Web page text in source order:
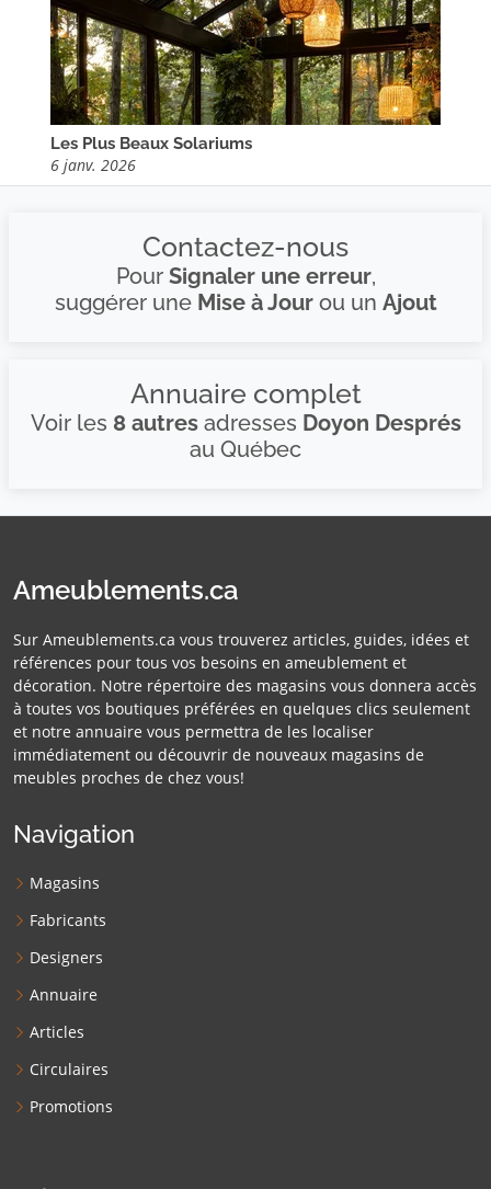
Les Plus Beaux Solariums
6 janv. 2026
Contactez-nous
Pour Signaler une erreur,
suggérer une Mise à Jourou un Ajout
Annuaire complet
Voir les 8 autresadresses Doyon Després
au Québec
Ameublements.ca
Sur Ameublements.ca vous trouverez articles, guides, idées et
références pour tous vos besoins en ameublement et
décoration. Notre répertoire des magasins vous donnera accès
à toutes vos boutiques préférées en quelques clics seulement
et notre annuaire vous permettra de les localiser
immédiatement ou découvrir de nouveaux magasins de
meubles proches de chez vous!
Navigation
Magasins
Fabricants
Designers
Annuaire
Articles
Circulaires
Promotions